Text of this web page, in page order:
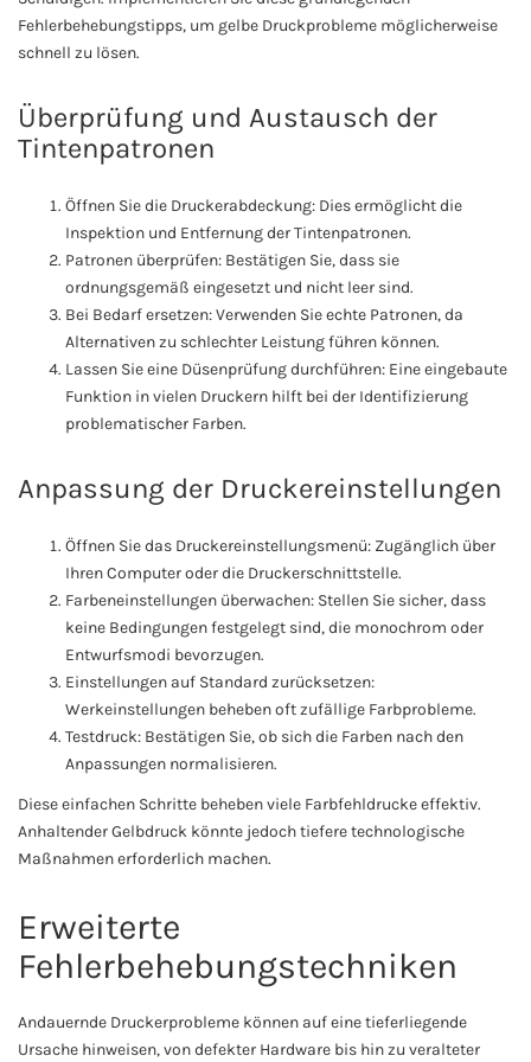
Fehlerbehebungstipps, um gelbe Druckprobleme möglicherweise
schnell zu lösen.
Überprüfung und Austausch der
Tintenpatronen
Öffnen Sie die Druckerabdeckung: Dies ermöglicht die
Inspektion und Entfernung der Tintenpatronen.
Patronen überprüfen: Bestätigen Sie, dass sie
ordnungsgemäß eingesetzt und nicht leer sind.
Bei Bedarf ersetzen: Verwenden Sie echte Patronen, da
Alternativen zu schlechter Leistung führen können.
Lassen Sie eine Düsenprüfung durchführen: Eine eingebaute
Funktion in vielen Druckern hilft bei der Identifizierung
problematischer Farben.
Anpassung der Druckereinstellungen
Öffnen Sie das Druckereinstellungsmenü: Zugänglich über
Ihren Computer oder die Druckerschnittstelle.
Farbeneinstellungen überwachen: Stellen Sie sicher, dass
keine Bedingungen festgelegt sind, die monochrom oder
Entwurfsmodi bevorzugen.
Einstellungen auf Standard zurücksetzen:
Werkeinstellungen beheben oft zufällige Farbprobleme.
Testdruck: Bestätigen Sie, ob sich die Farben nach den
Anpassungen normalisieren.
Diese einfachen Schritte beheben viele Farbfehldrucke effektiv.
Anhaltender Gelbdruck könnte jedoch tiefere technologische
Maßnahmen erforderlich machen.
Erweiterte
Fehlerbehebungstechniken
Andauernde Druckerprobleme können auf eine tieferliegende
Ursache hinweisen, von defekter Hardware bis hin zu veralteter